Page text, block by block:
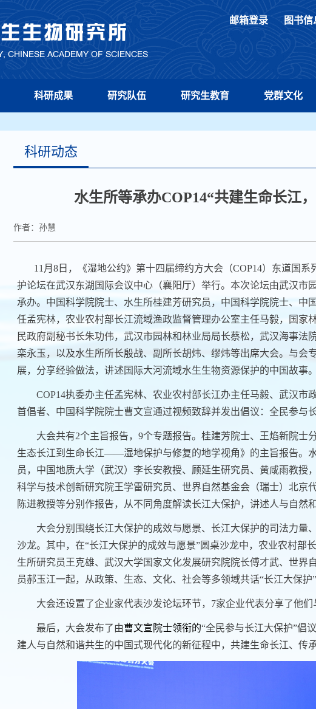
邮箱登录 图书信
科研成果 研究队伍 研究生教育 党群文化
科研动态
水生所等承办COP14“共建生命长江
作者：孙慧
11 月 8 日， 《湿地公约》第十四届缔约方大会（COP14）东道国系
护论坛在武汉东湖国际会议中心（襄阳厅）举行。本次论坛由武汉市
承办。 中国科学院院士、水生所桂建芳研究员，中国科学院院士、中
任孟宪林，农业农村部长江流域渔政监督管理办公室主任马毅，国家
民政府副秘书长朱功伟，武汉市园林和林业局局长蔡松，武汉海事法
栾永玉，以及水生所所长殷战、副所长胡炜、缪炜等出席大会。与会
展，分享经验做法，讲述国际大河流域水生生物资源保护的中国故事
COP14执委办主任孟宪林、农业农村部长江办主任马毅、武汉市
首倡者、中国科学院院士曹文宣通过视频致辞并发出倡议：全民参与
大会共有2个主旨报告， 9个专题报告。桂建芳院士、王焰新院士
生态长江到生命长江——湿地保护与修复的地学视角》的主旨报告。
员，中国地质大学（武汉）李长安教授、顾延生研究员、黄咸雨教授
科学与技术创新研究院王学雷研究员、世界自然基金会（瑞士）北京
陈进教授等分别作报告，从不同角度解读长江大保护，讲述人与自然
大会分别围绕长江大保护的成效与愿景、长江大保护的司法力量
沙龙。其中，在“长江大保护的成效与愿景”圆桌沙龙中，农业农村部
生所研究员王克雄、武汉大学国家文化发展研究院院长傅才武、世界
员郝玉江一起，从政策、生态、文化、社会等多领域共话“长江大保护
大会还设置了企业家代表沙发论坛环节， 7家企业代表分享了他
最后，大会发布了由曹文宣院士领衔的“全民参与长江大保护”倡
建人与自然和谐共生的中国式现代化的新征程中，共建生命长江、传